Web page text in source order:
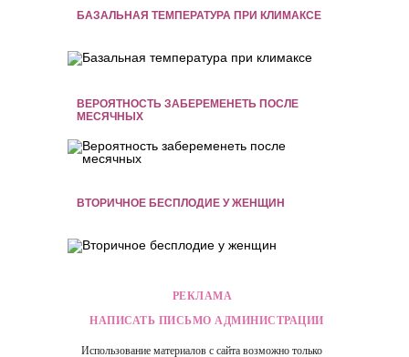
БАЗАЛЬНАЯ ТЕМПЕРАТУРА ПРИ КЛИМАКСЕ
ВЕРОЯТНОСТЬ ЗАБЕРЕМЕНЕТЬ ПОСЛЕ
МЕСЯЧНЫХ
ВТОРИЧНОЕ БЕСПЛОДИЕ У ЖЕНЩИН
РЕКЛАМА
НАПИСАТЬ ПИСЬМО АДМИНИСТРАЦИИ
Использование материалов с сайта возможно только